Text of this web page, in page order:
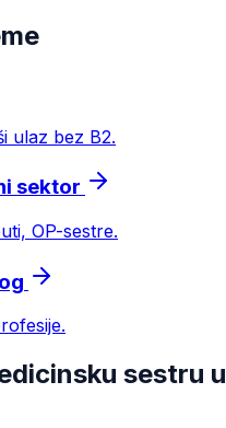
ulaz bez B2.
sektor
OP-sestre.
sestru u